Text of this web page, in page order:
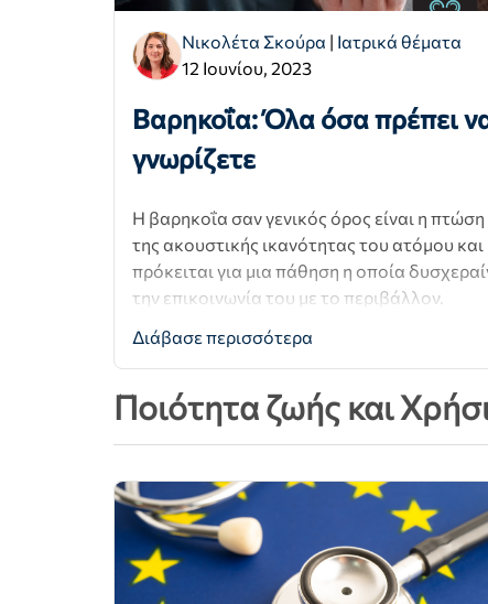
Νικολέτα Σκούρα | Ιατρικά θέματα
12 Ιουνίου, 2023
Βαρηκοΐα: Όλα όσα πρέπει
γνωρίζετε
Η βαρηκοΐα σαν γενικός όρος είναι η πτώση
της ακουστικής ικανότητας του ατόμου και
πρόκειται για μια πάθηση η οποία
την επικοινωνία του με το περιβάλλον.
Διάβασε περισσότερα
Ποιότητα ζωής και